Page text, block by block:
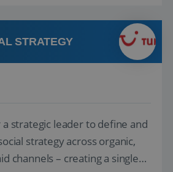
nu samen gevoegd...
STRATEGY
strategic leader to define and
strategy across organic,
channels – creating a single